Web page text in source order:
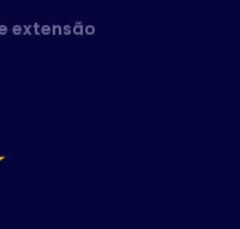
extensão